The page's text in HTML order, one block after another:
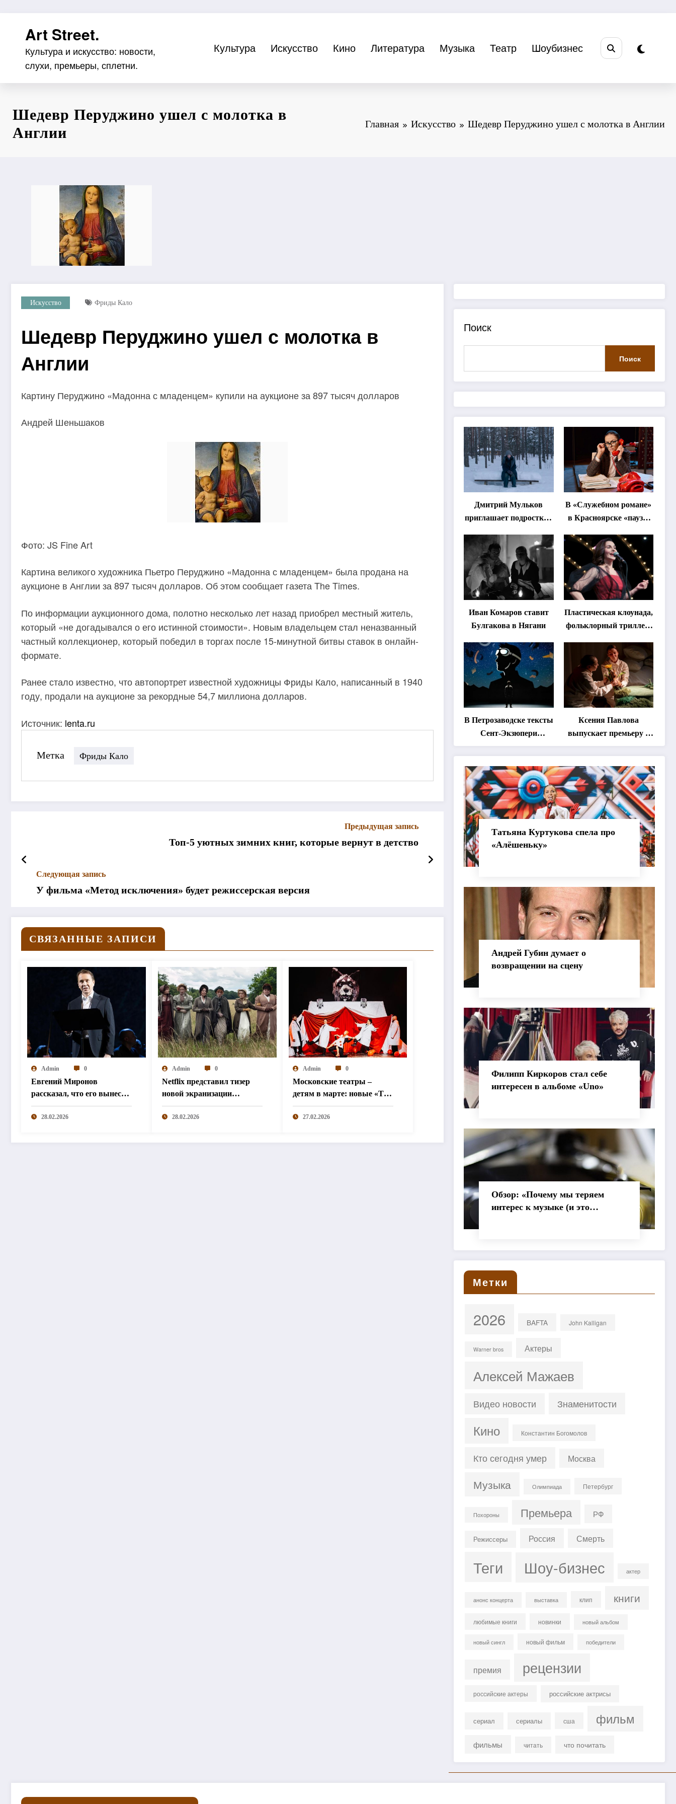
содержимомуArt Street.
Культура и искусство: новости,
слухи, премьеры, сплетни.
Культура Искусство Кино Литература Музыка Театр Шоубизнес
Шедевр Перуджино ушел с молотка в
Англии
Главная Искусство Шедевр Перуджино ушел с молотка в Англии
Искусство Фриды Кало
Шедевр Перуджино ушел с молотка в
Англии
Картину Перуджино «Мадонна с младенцем» купили на аукционе за 897 тысяч долларов
Андрей Шеньшаков
Фото: JS Fine Art
Картина великого художника Пьетро Перуджино «Мадонна с младенцем» была продана на
аукционе в Англии за 897 тысяч долларов. Об этом сообщает газета The Times.
По информации аукционного дома, полотно несколько лет назад приобрел местный житель,
который «не догадывался о его истинной стоимости». Новым владельцем стал неназванный
частный коллекционер, который победил в торгах после 15-минутной битвы ставок в онлайн-
формате.
Ранее стало известно, что автопортрет известной художницы Фриды Кало, написанный в 1940
году, продали на аукционе за рекордные 54,7 миллиона долларов.
Источник: lenta.ru
Метка Фриды Кало
Предыдущая запись
Топ-5 уютных зимних книг, которые вернут в детство
Следующая запись
У фильма «Метод исключения» будет режиссерская версия
СВЯЗАННЫЕ ЗАПИСИ
Admin 0
Евгений Миронов
рассказал, что его вынесут
в гробу на сцену фестиваля
в Колумбии
28.02.2026
Admin 0
Netflix представил тизер
новой экранизации
«Гордости и
предубеждения»
28.02.2026
Admin 0
Московские театры –
детям в марте: новые «Три
поросенка», любимая
«Элли» и «Простодурсен»
27.02.2026
Поиск
Поиск
Дмитрий Мульков
приглашает подростков
«спектакль-
солостальгию»
В «Служебном романе»
в Красноярске «паузы
Иван Комаров ставит
Булгакова в Нягани
Пластическая клоунада,
фольклорный триллер,
Что покажут на втором
этапе фестиваля
«Монокль»
В Петрозаводске тексты
Сент-Экзюпери
переведут на язык
хореографии
Ксения Павлова
выпускает премьеру о
дружбе сурка и
Татьяна Куртукова спела про
«Алёшеньку»
Андрей Губин думает о
возвращении на сцену
Филипп Киркоров стал себе
интересен в альбоме «Uno»
Обзор: «Почему мы теряем
интерес к музыке (и это
Метки
2026 BAFTA John Kalligan
Warner bros Актеры
Алексей Мажаев
Видео новости Знаменитости
Кино Константин Богомолов
Кто сегодня умер Москва
Музыка Олимпиада Петербург
Похороны Премьера РФ
Режиссеры Россия Смерть
Теги Шоу-бизнес актер
анонс концерта выставка клип книги
любимые книги новинки новый альбом
новый сингл новый фильм победители
премия рецензии
российские актеры российские актрисы
сериал сериалы сша фильм
фильмы читать что почитать